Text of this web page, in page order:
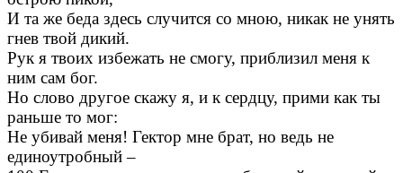
И та же беда здесь случится со мною, никак не унять
гнев твой дикий.
Рук я твоих избежать не смогу, приблизил меня к
ним сам бог.
Но слово другое скажу я, и к сердцу, прими как ты
раньше то мог:
Не убивай меня! Гектор мне брат, но ведь не
единоутробный –